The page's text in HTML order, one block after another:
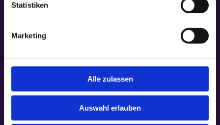
Statistiken
Marketing
Alle zulassen
Auswahl erlauben